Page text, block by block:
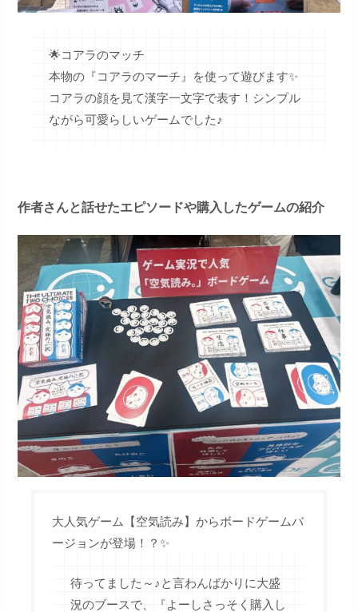
🌟コアラのマッチ
本物の『コアラのマーチ』を使って遊びます✨
コアラの顔を見て漢字一文字で表す！シンプル
ながら可愛らしいゲームでした♪
作者さんと話せたエピソードや購入したゲームの紹介
大人気ゲーム【空気読み】からボードゲームバ
ージョンが登場！？✨
待ってました～♪と言わんばかりに大盛
況のブースで、『よーしさっそく購入し